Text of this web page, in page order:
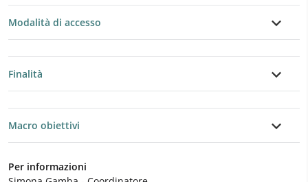
Modalità di accesso
Finalità
Macro obiettivi
Per informazioni